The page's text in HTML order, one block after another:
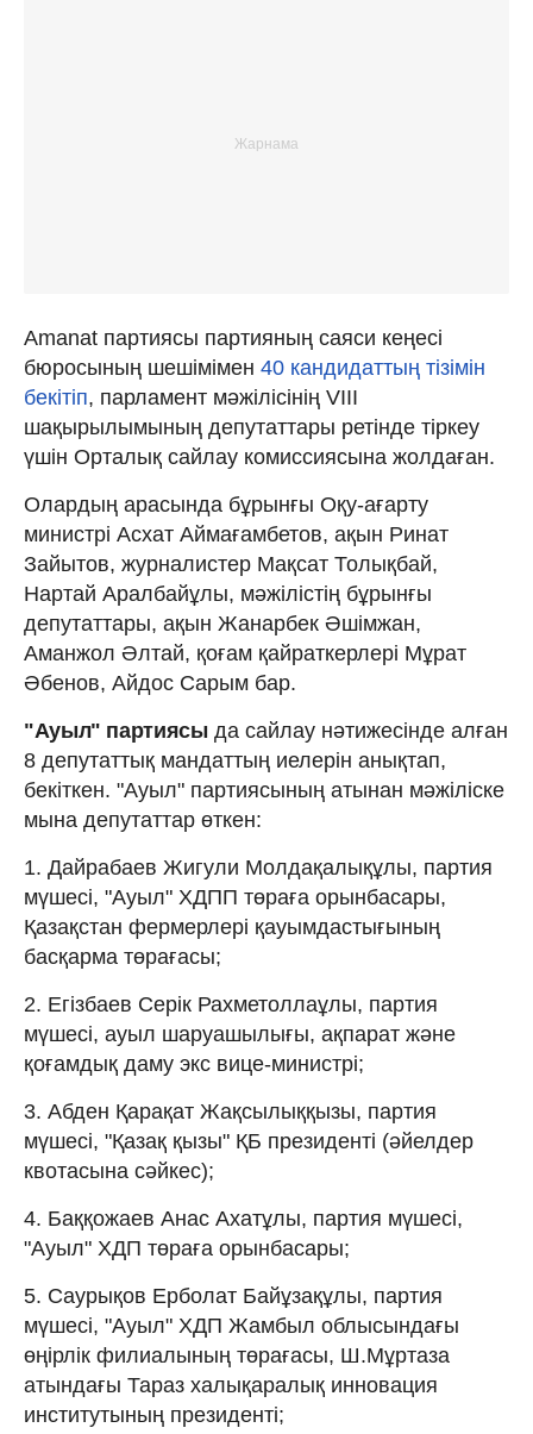
Amanat партиясы партияның саяси кеңесі
бюросының шешімімен 40 кандидаттың тізімін
бекітіп, парламент мәжілісінің VIII
шақырылымының депутаттары ретінде тіркеу
үшін Орталық сайлау комиссиясына жолдаған.
Олардың арасында бұрынғы Оқу-ағарту
министрі Асхат Аймағамбетов, ақын Ринат
Зайытов, журналистер Мақсат Толықбай,
Нартай Аралбайұлы, мәжілістің бұрынғы
депутаттары, ақын Жанарбек Әшімжан,
Аманжол Әлтай, қоғам қайраткерлері Мұрат
Әбенов, Айдос Сарым бар.
"Ауыл" партиясыда сайлау нәтижесінде алған
8 депутаттық мандаттың иелерін анықтап,
бекіткен. "Ауыл" партиясының атынан мәжіліске
мына депутаттар өткен:
1. Дайрабаев Жигули Молдақалықұлы, партия
мүшесі, "Ауыл" ХДПП төраға орынбасары,
Қазақстан фермерлері қауымдастығының
басқарма төрағасы;
2. Егізбаев Серік Рахметоллаұлы, партия
мүшесі, ауыл шаруашылығы, ақпарат және
қоғамдық даму экс вице-министрі;
3. Абден Қарақат Жақсылыққызы, партия
мүшесі, "Қазақ қызы" ҚБ президенті (әйелдер
квотасына сәйкес);
4. Баққожаев Анас Ахатұлы, партия мүшесі,
"Ауыл" ХДП төраға орынбасары;
5. Саурықов Ерболат Байұзақұлы, партия
мүшесі, "Ауыл" ХДП Жамбыл облысындағы
өңірлік филиалының төрағасы, Ш.Мұртаза
атындағы Тараз халықаралық инновация
институтының президенті;